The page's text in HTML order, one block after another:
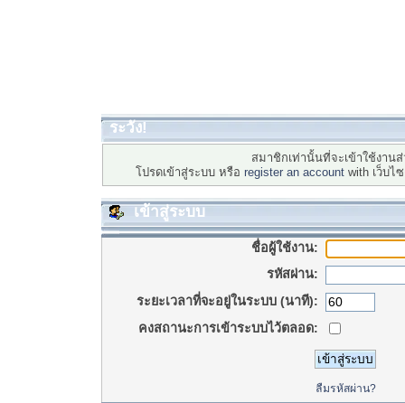
ระวัง!
สมาชิกเท่านั้นที่จะเข้าใช้งาน
โปรดเข้าสู่ระบบ หรือ register an account with เว็บ
เข้าสู่ระบบ
ชื่อผู้ใช้งาน:
รหัสผ่าน:
ระยะเวลาที่จะอยู่ในระบบ (นาที):
คงสถานะการเข้าระบบไว้ตลอด:
ลืมรหัสผ่าน?